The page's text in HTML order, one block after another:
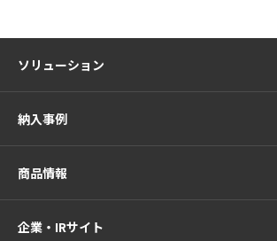
ソリューション
納入事例
商品情報
企業・IRサイト